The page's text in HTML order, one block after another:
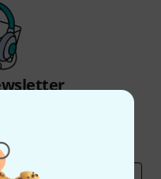
und gewinne mit